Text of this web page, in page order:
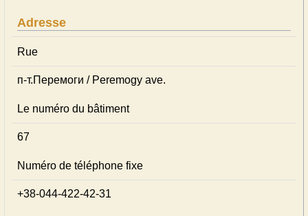
Adresse
Rue
п-т.Перемоги / Peremogy ave.
Le numéro du bâtiment
67
Numéro de téléphone fixe
+38-044-422-42-31